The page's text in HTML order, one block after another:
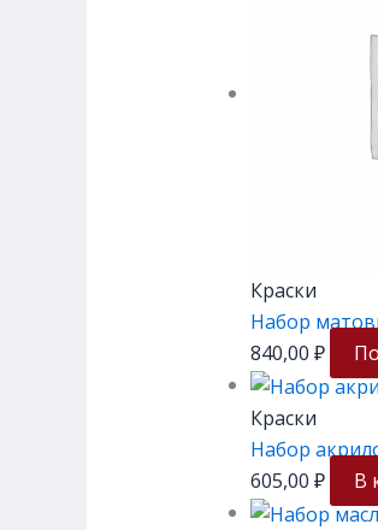
Краски
Набор
840,00 ₽
Краски
Набор
605,00 ₽
В